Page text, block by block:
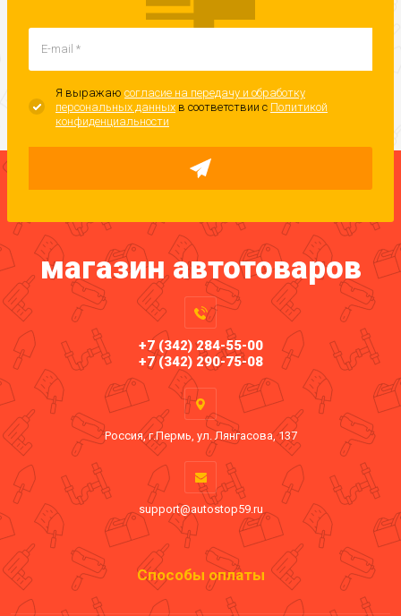
Я выражаю согласие на передачу и обработку
персональных данных в соответствии с Политикой
конфиденциальности
магазин автотоваров
+7 (342) 284-55-00
+7 (342) 290-75-08
Россия, г.Пермь, ул. Лянгасова, 137
support@autostop59.ru
Способы оплаты